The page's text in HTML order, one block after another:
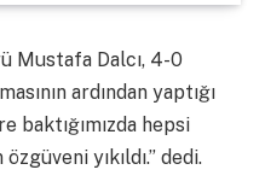
Mustafa Dalcı, 4-0
ardından yaptığı
baktığımızda hepsi
yıkıldı.” dedi.